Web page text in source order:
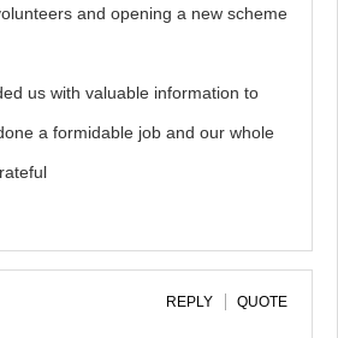
and opening a new scheme
us with valuable information to
a formidable job and our whole
REPLY QUOTE